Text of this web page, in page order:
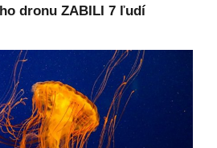
dronu ZABILI 7 ľudí